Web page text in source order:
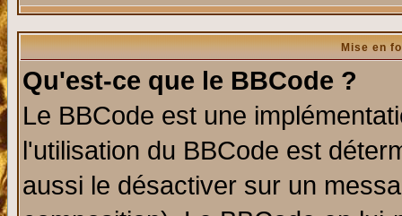
Mise en
Qu'est-ce que le BBCode ?
Le BBCode est une
l'utilisation du BBCode est
aussi le désactiver sur un